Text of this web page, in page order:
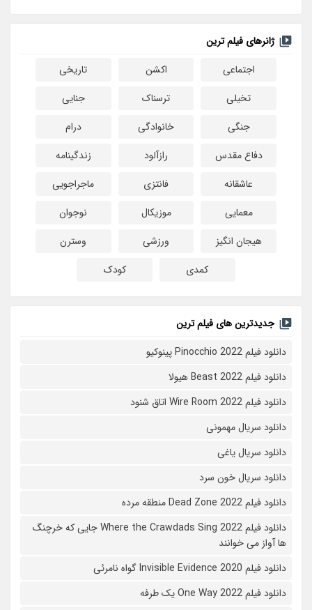
ژانرهای فیلم ترین
اجتماعی
اکشن
تاریخی
تخیلی
ترسناک
جنایی
جنگی
خانوادگی
درام
دفاع مقدس
رازآلود
زندگینامه
عاشقانه
فانتزی
ماجراجویی
معمایی
موزیکال
نوجوان
هیجان انگیز
ورزشی
وسترن
کمدی
کودک
جدیدترین های فیلم ترین
دانلود فیلم Pinocchio 2022 پینوکیو
دانلود فیلم Beast 2022 هیولا
دانلود فیلم Wire Room 2022 اتاق شنود
دانلود سریال مهمونی
دانلود سریال یاغی
دانلود سریال خون سرد
دانلود فیلم 2022 Dead Zone منطقه مرده
دانلود فیلم Where the Crawdads Sing 2022 جایی که خرچنگ
ها آواز می خوانند
دانلود فیلم 2020 Invisible Evidence گواه نامرئی
دانلود فیلم One Way 2022 یک طرفه